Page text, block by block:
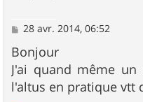
M
s
s
a
g
e
28 avr. 2014, 06:52
Bonjour
J'ai quand même
l'altus en pratique vtt